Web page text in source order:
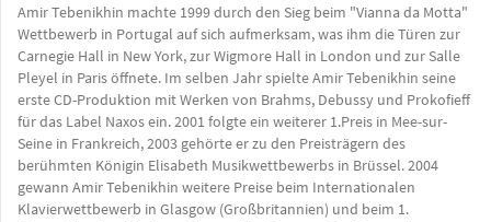
Amir Tebenikhin machte 1999 durch den Sieg beim "Vianna da Motta"
Wettbewerb in Portugal auf sich aufmerksam, was ihm die Türen zur
Carnegie Hall in New York, zur Wigmore Hall in London und zur Salle
Pleyel in Paris öffnete. Im selben Jahr spielte Amir Tebenikhin seine
erste CD-Produktion mit Werken von Brahms, Debussy und Prokofieff
für das Label Naxos ein. 2001 folgte ein weiterer 1.Preis in Mee-sur-
Seine in Frankreich, 2003 gehörte er zu den Preisträgern des
berühmten Königin Elisabeth Musikwettbewerbs in Brüssel. 2004
gewann Amir Tebenikhin weitere Preise beim Internationalen
Klavierwettbewerb in Glasgow (Großbritannien) und beim 1.